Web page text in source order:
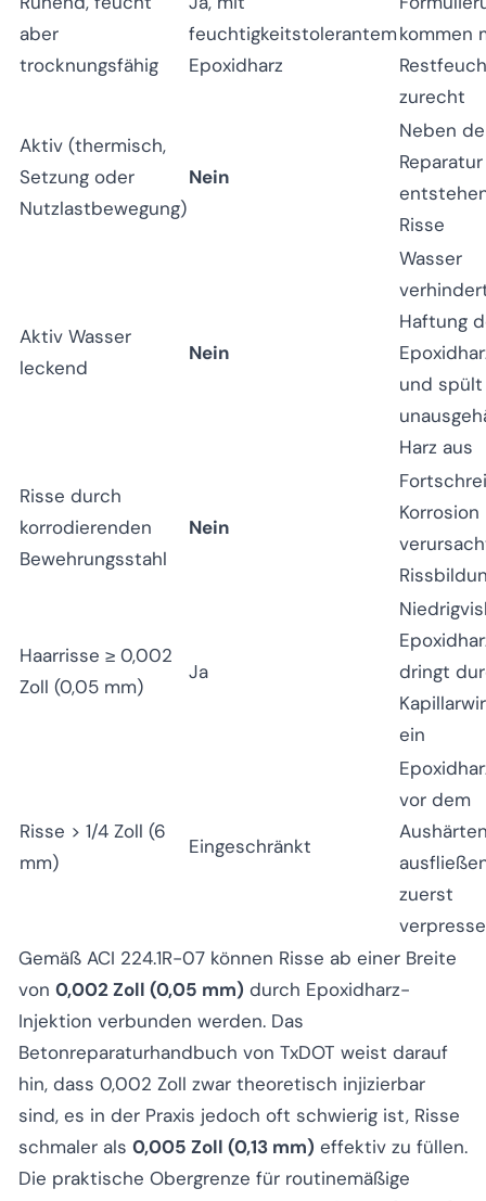
aber
trocknungsfähig
feuchtigkeitstolerantem
Epoxidharz
kommen
zurecht
Aktiv (thermisch,
Setzung oder
Nutzlastbewegung)
Nein
Neben
Reparatur
Risse
Aktiv Wasser
leckend
Nein
Wasser
Haftung
und spült
Harz aus
Risse durch
korrodierenden
Bewehrungsstahl
Nein
Korrosion
Haarrisse ≥ 0,002
Zoll (0,05 mm)
Ja
dringt
ein
Risse > 1/4 Zoll (6
mm)
Eingeschränkt
vor dem
zuerst
Gemäß ACI 224.1R-07 können Risse ab einer Breite
von 0,002 Zoll (0,05 mm) durch Epoxidharz-
Injektion verbunden werden. Das
Betonreparaturhandbuch von TxDOT weist darauf
hin, dass 0,002 Zoll zwar theoretisch injizierbar
sind, es in der Praxis jedoch oft schwierig ist, Risse
schmaler als 0,005 Zoll (0,13 mm) effektiv zu füllen.
Die praktische Obergrenze für routinemäßige